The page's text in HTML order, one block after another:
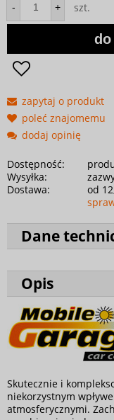
- + szt.
do
zapytaj o produkt
poleć znajomemu
dodaj opinię
Dostępność:
Wysyłka:
Dostawa:
od
Dane
Opis
Skutecznie i
niekorzystnym
atmosferycznymi.